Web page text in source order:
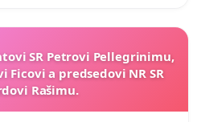
SR Petrovi Pellegrinimu,
a predsedovi NR SR
Rašimu.